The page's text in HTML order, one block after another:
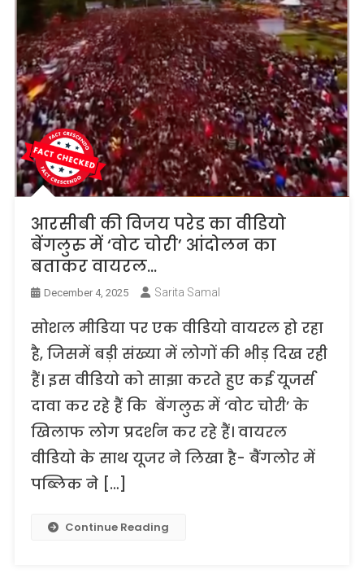
आरसीबी की विजय परेड का वीडियो
बेंगलुरु में ‘वोट चोरी’ आंदोलन का
बताकर वायरल…
December 4, 2025 Sarita Samal
सोशल मीडिया पर एक वीडियो वायरल हो रहा
है, जिसमें बड़ी संख्या में लोगों की भीड़ दिख रही
हैं। इस वीडियो को साझा करते हुए कई यूजर्स
दावा कर रहे हैं कि बेंगलुरु में ‘वोट चोरी’ के
खिलाफ लोग प्रदर्शन कर रहे हैं। वायरल
वीडियो के साथ यूजर ने लिखा है- बैंगलोर में
पब्लिक ने […]
Continue Reading